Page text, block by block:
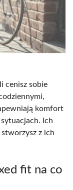
cenisz sobie
komfort
Ich
z ich
fit na co